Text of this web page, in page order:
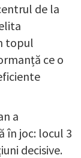
de la
topul
ce o
a
în joc: locul 3
decisive.